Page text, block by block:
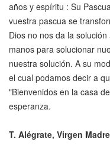
años y espíritu : Su
vuestra pascua se
Dios no nos da la
manos para solucionar
nuestra solución. A su
el cual podamos decir a
"Bienvenidos en la casa
esperanza.
T. Alégrate, Virgen